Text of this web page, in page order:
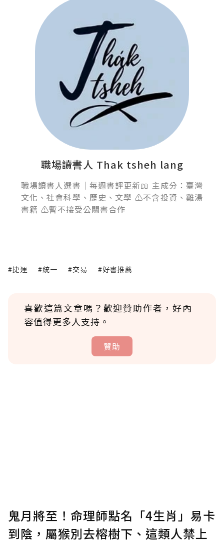
職場讀書人 Thak tsheh lang
職場讀書人選書｜每週書評更新📖 主成分：臺灣
文化、社會科學、歷史、文學 ⚠️不含投資、雞湯
書籍 ⚠️暫不接受公關書合作
#捷運 #統一 #交易 #好書推薦
喜歡這篇文章嗎？歡迎贊助作者，好內
容值得更多人支持。
贊助
確認送出
鬼月將至！命理師點名「4生肖」易卡
到陰，屬猴別去榕樹下、這類人禁上